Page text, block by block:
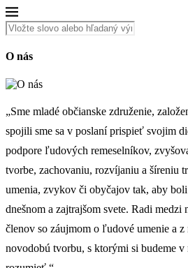
O nás
„Sme mladé občianske združenie,
spojili sme sa v poslaní prispieť svojim
podpore ľudových remeselníkov,
tvorbe, zachovaniu, rozvíjaniu a šíreniu
umenia, zvykov či obyčajov tak, aby
dnešnom a zajtrajšom svete. Radi
členov so záujmom o ľudové umenie a z
novodobú tvorbu, s ktorými si budeme v